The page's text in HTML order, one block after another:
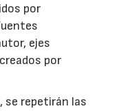
por
ejes
por
se repetirán las